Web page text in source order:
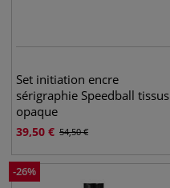
Set initiation encre
sérigraphie Speedball tissus
opaque
39,50 € 54,50€
-26%